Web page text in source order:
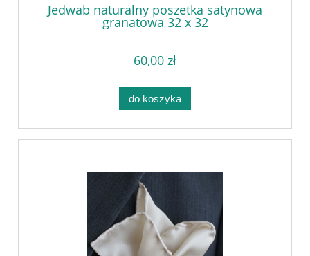
Jedwab naturalny poszetka satynowa
granatowa 32 x 32
60,00 zł
do koszyka